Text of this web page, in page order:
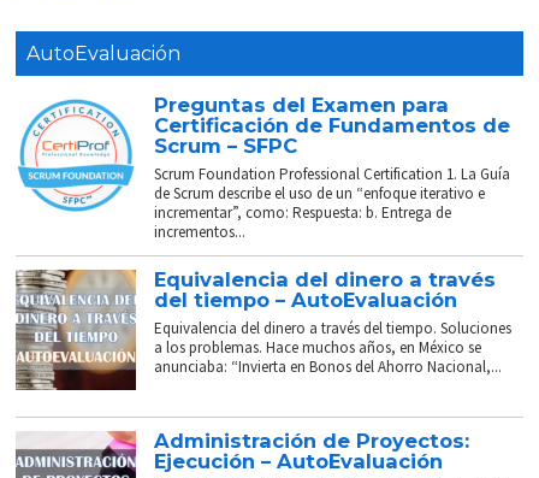
AutoEvaluación
Preguntas del Examen para
Certificación de Fundamentos de
Scrum – SFPC
Scrum Foundation Professional Certification 1. La Guía
de Scrum describe el uso de un “enfoque iterativo e
incrementar”, como: Respuesta: b. Entrega de
incrementos...
Equivalencia del dinero a través
del tiempo – AutoEvaluación
Equivalencia del dinero a través del tiempo. Soluciones
a los problemas. Hace muchos años, en México se
anunciaba: “Invierta en Bonos del Ahorro Nacional,...
Administración de Proyectos:
Ejecución – AutoEvaluación